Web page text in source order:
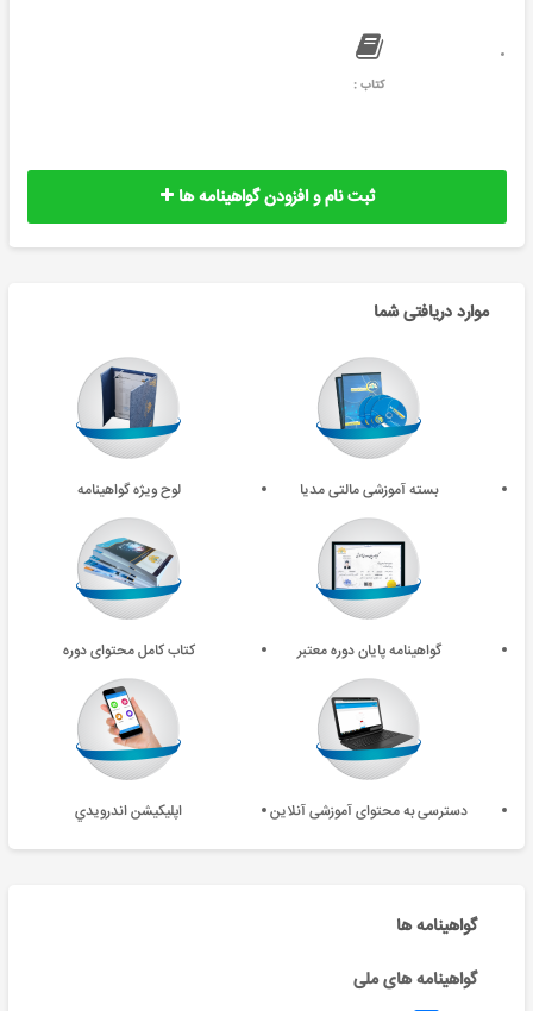
کتاب :
ثبت نام و افزودن گواهینامه ها
موارد دریافتی شما
بسته آموزشی مالتی مدیا لوح ویژه گواهینامه
گواهینامه پایان دوره معتبر کتاب کامل محتوای دوره
دسترسی به محتوای آموزشی آنلاین اپليکيشن اندرويدي
گواهینامه ها
گواهینامه های ملی